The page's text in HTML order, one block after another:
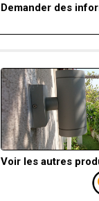
Demander des
Voir les autres